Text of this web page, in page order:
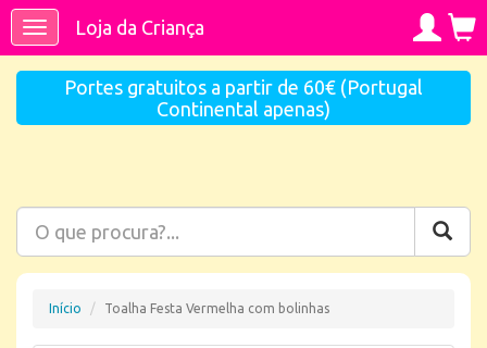
ToggleLoja da Criança
Portes gratuitos a partir de 60€ (Portugal
Continental apenas)
Início Toalha Festa Vermelha com bolinhas